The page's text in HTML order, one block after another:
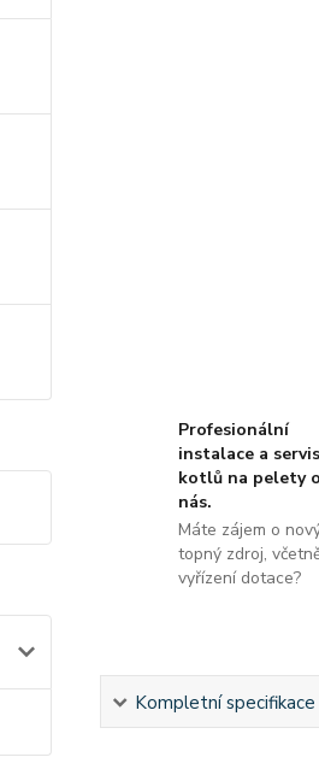
Profesionální
instalace a servis
kotlů na pelety
nás.
Máte zájem o
topný zdroj,
vyřízení dotace?
Kompletní specifikace